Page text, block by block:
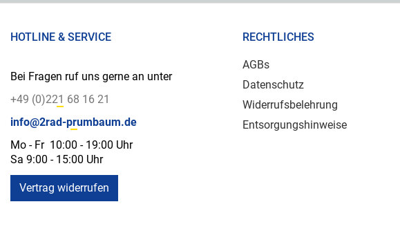
HOTLINE & SERVICE
Bei Fragen ruf uns gerne an unter
+49 (0)221 68 16 21
info@2rad-prumbaum.de
Mo - Fr 10:00 - 19:00 Uhr
Sa 9:00 - 15:00 Uhr
Vertrag widerrufen
RECHTLICHES
AGBs
Datenschutz
Widerrufsbelehrung
Entsorgungshinweise